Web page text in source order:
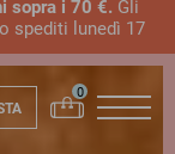
sopra i 70 €. Gli
spediti lunedì 17